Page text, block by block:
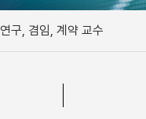
연구, 겸임, 계약 교수